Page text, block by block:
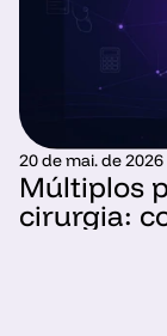
20 de mai. de 2026
Múltiplos
cirurgia: